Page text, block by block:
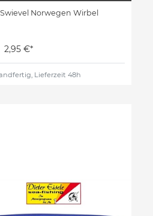
Norwegen Wirbel
2,95 €*
Lieferzeit 48h